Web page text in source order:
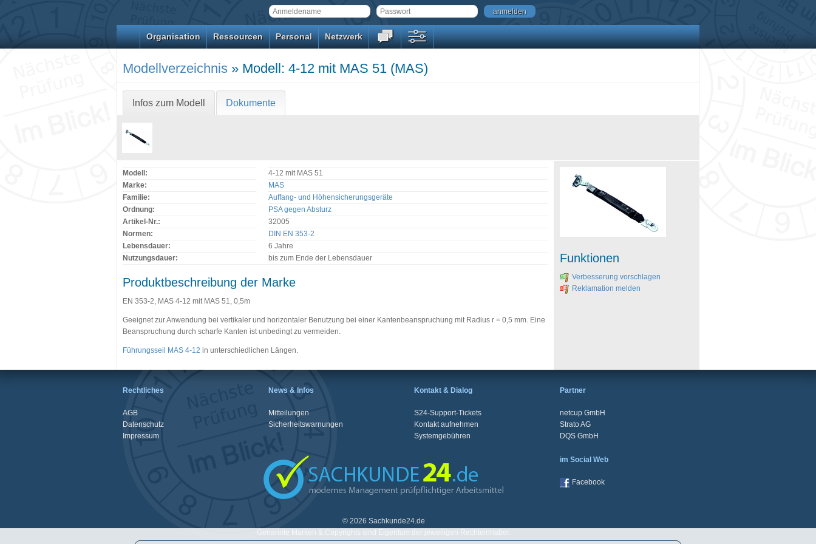
anmelden
Organisation Ressourcen Personal Netzwerk
Modellverzeichnis » Modell: 4-12 mit MAS 51 (MAS)
Infos zum Modell Dokumente
Modell:
4-12 mit MAS 51
Marke:
MAS
Familie:
Auffang- und Höhensicherungsgeräte
Ordnung:
PSA gegen Absturz
Artikel-Nr.:
32005
Normen:
DIN EN 353-2
Lebensdauer:
6 Jahre
Nutzungsdauer:
bis zum Ende der Lebensdauer
Produktbeschreibung der Marke
EN 353-2, MAS 4-12 mit MAS 51, 0,5m
Geeignet zur Anwendung bei vertikaler und horizontaler Benutzung bei einer Kantenbeanspruchung mit Radius r = 0,5 mm. Eine
Beanspruchung durch scharfe Kanten ist unbedingt zu vermeiden.
Führungsseil MAS 4-12 in unterschiedlichen Längen.
Funktionen
Verbesserung vorschlagen
Reklamation melden
Rechtliches
AGB
Datenschutz
Impressum
News & Infos
Mitteilungen
Sicherheitswarnungen
Kontakt & Dialog
S24-Support-Tickets
Kontakt aufnehmen
Systemgebühren
Partner
netcup GmbH
Strato AG
DQS GmbH
© 2026 Sachkunde24.de
Genannte Marken & Copyrights sind Eigentum der jeweiligen Rechteinhaber.
im Social Web
Facebook